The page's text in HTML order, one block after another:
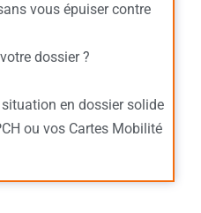
vous épuiser contre
dossier ?
en dossier solide
ou vos Cartes Mobilité